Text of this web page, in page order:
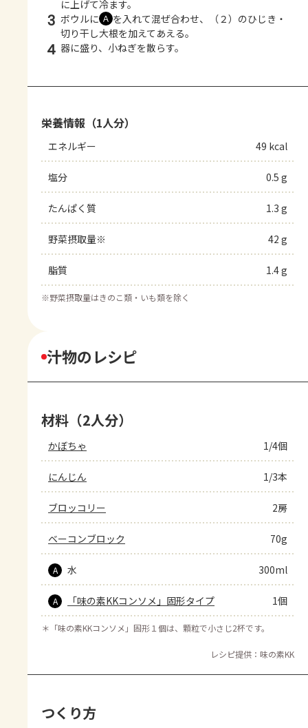
に上げて冷ます。
3 ボウルに Ａ を入れて混ぜ合わせ、（２）のひじき・
切り干し大根を加えてあえる。
4 器に盛り、小ねぎを散らす。
栄養情報（1人分）
エネルギー 49 kcal
塩分 0.5 g
たんぱく質 1.3 g
野菜摂取量※ 42 g
脂質 1.4 g
※野菜摂取量はきのこ類・いも類を除く
汁物のレシピ
材料（2人分）
かぼちゃ 1/4個
にんじん 1/3本
ブロッコリー 2房
ベーコンブロック 70g
A 水 300ml
A 「味の素KKコンソメ」固形タイプ 1個
＊ 「味の素KKコンソメ」固形１個は、顆粒で小さじ2杯です。
レシピ提供：味の素KK
つくり方